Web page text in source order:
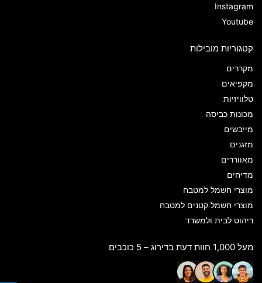
Instagram
Youtube
קטגוריות מובילות
מקררים
מקפיאים
טלוויזיות
מכונות כביסה
מייבשים
מזגנים
מאווררים
מדיחים
מוצרי חשמל למטבח
מוצרי חשמל קטנים למטבח
ריהוט לבית ולמשרד
מעל 1,000 חוות דעת בדירוג – 5 כוכבים